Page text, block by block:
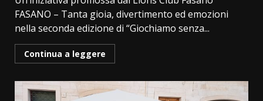
FASANO – Tanta gioia, divertimento ed emozioni
nella seconda edizione di “Giochiamo senza...
Continua a leggere